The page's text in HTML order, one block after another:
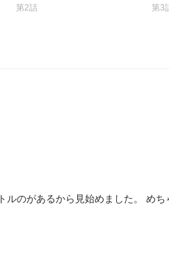
第2話 第3
ルのがあるから見始めました。 めち